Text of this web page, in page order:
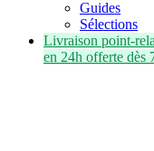
Guides
Sélections
Livraison point-
en 24h offerte dès